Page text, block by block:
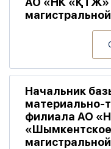
Начальник
материально-
филиала АО